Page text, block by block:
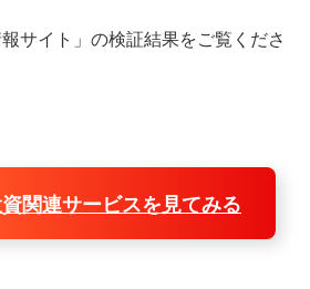
サイト」の検証結果をご覧くださ
関連サービスを見てみる